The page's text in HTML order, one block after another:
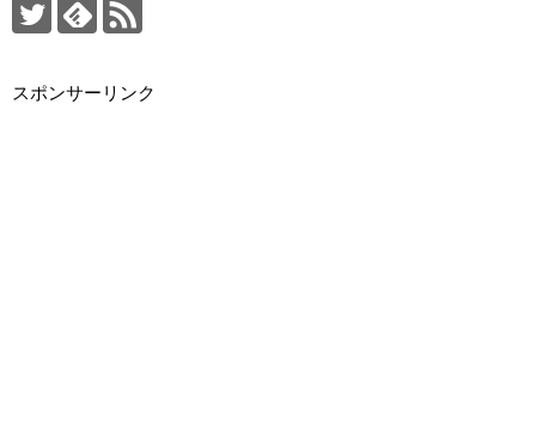
スポンサーリンク